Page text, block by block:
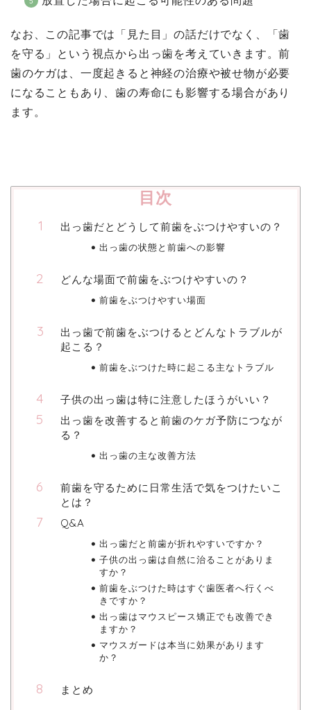
なお、この記事では「見た目」の話だけでなく、「歯
を守る」という視点から出っ歯を考えていきます。前
歯のケガは、一度起きると神経の治療や被せ物が必要
になることもあり、歯の寿命にも影響する場合があり
ます。
目次
出っ歯だとどうして前歯をぶつけやすいの？
出っ歯の状態と前歯への影響
どんな場面で前歯をぶつけやすいの？
前歯をぶつけやすい場面
出っ歯で前歯をぶつけるとどんなトラブルが
起こる？
前歯をぶつけた時に起こる主なトラブル
子供の出っ歯は特に注意したほうがいい？
出っ歯を改善すると前歯のケガ予防につなが
る？
出っ歯の主な改善方法
前歯を守るために日常生活で気をつけたいこ
とは？
Q&A
出っ歯だと前歯が折れやすいですか？
子供の出っ歯は自然に治ることがありま
すか？
前歯をぶつけた時はすぐ歯医者へ行くべ
きですか？
出っ歯はマウスピース矯正でも改善でき
ますか？
マウスガードは本当に効果があります
か？
まとめ